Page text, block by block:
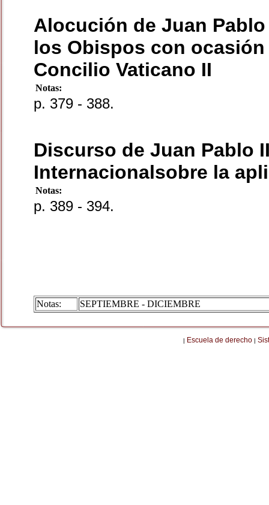
Alocución de Juan
los Obispos con
Concilio Vaticano II
Notas:
p. 379 - 388.
Discurso de Juan Pablo
Internacionalsobre la
Notas:
p. 389 - 394.
Notas: SEPTIEMBRE - DICIEMBRE
| Escuela de derecho |